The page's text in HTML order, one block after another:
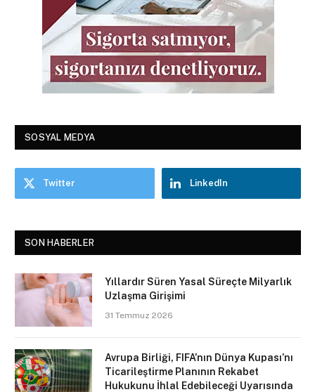
SOSYAL MEDYA
Twitter LinkedIn
SON HABERLER
Yıllardır Süren Yasal Süreçte Milyarlık
Uzlaşma Girişimi
31 Temmuz 2026
Avrupa Birliği, FIFA’nın Dünya Kupası’nı
Ticarileştirme Planının Rekabet
Hukukunu İhlal Edebileceği Uyarısında